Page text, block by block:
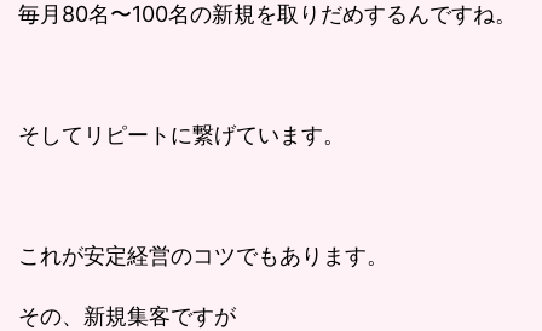
毎月80名〜100名の新規を取りだめするんですね。
そしてリピートに繋げています。
これが安定経営のコツでもあります。
その、新規集客ですが